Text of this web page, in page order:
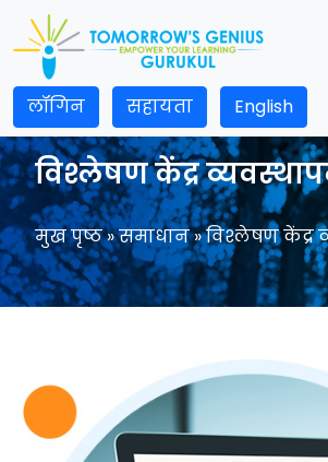
लॉगिन सहायता English
विश्लेषण केंद्र
मुख पृष्ठ» समाधान » विश्लेषण केंद्र